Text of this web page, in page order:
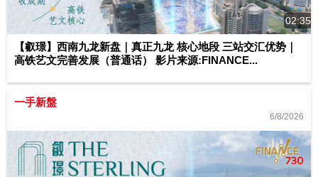
02:35
【叡璟】西南九龙新盘｜真正九龙 核心地段 三站交汇优势｜
高铁艺文完善发展（普通话） 影片来源:FINANCE...
一手新盤
6/8/2026